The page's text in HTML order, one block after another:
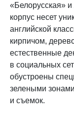
«Белорусская»
корпус несет
английской
кирпичом,
естественные
в социальных
обустроены
зелеными
и съемок.​